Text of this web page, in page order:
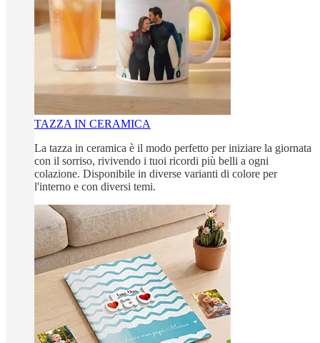
TAZZA IN CERAMICA
La tazza in ceramica è il modo perfetto per iniziare la giornata
con il sorriso, rivivendo i tuoi ricordi più belli a ogni
colazione. Disponibile in diverse varianti di colore per
l'interno e con diversi temi.